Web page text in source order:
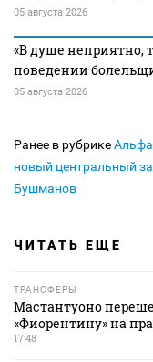
05 августа 2026
«В душе неприятно,
поведении
05 августа 2026
Ранее в рубрике
новый центральный
Бушманов
ЧИТАТЬ ЕЩЕ
ТРАНСФЕРЫ
Мастантуоно
«Фиорентину» на
17:48